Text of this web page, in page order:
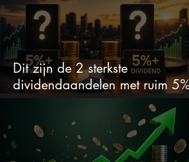
Dit zijn de 2 sterkste
dividendaandelen met ruim 5%